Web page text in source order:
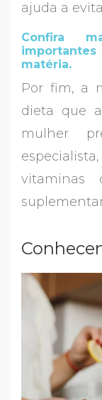
ajuda a
Confira
matéria.
Por fim, a
dieta que
mulher
vitaminas